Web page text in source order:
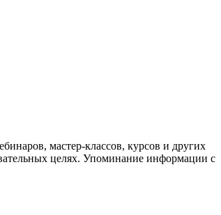
мастер-классов, курсов и других
целях. Упоминание информации с